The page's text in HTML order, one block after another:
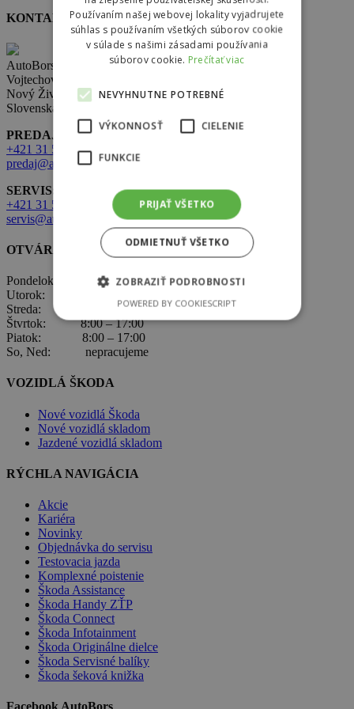
KONTAKT
AutoBors s.r.o.
Vojtechovce 321,
Nový Život 930 38
Slovenská republika
PREDAJ:
+421 31 569 2 502
predaj@autobors.sk
SERVIS:
+421 31 569 1 080
servis@autobors.sk
OTVÁRACIE HODINY
Pondelok: 8:00 – 17:00
Utorok: 8:00 – 17:00
Streda: 8:00 – 17:00
Štvrtok: 8:00 – 17:00
Piatok: 8:00 – 17:00
So, Ned: nepracujeme
VOZIDLÁ ŠKODA
Nové vozidlá Škoda
Nové vozidlá skladom
Jazdené vozidlá skladom
RÝCHLA NAVIGÁCIA
Akcie
Kariéra
Novinky
Objednávka do servisu
Testovacia jazda
Komplexné poistenie
Škoda Assistance
Škoda Handy ZŤP
Škoda Connect
Škoda Infotainment
Škoda Originálne dielce
Škoda Servisné balíky
Škoda šeková knižka
Používaním našej webovej lokality vyjadrujete
súhlas s používaním všetkých súborov cookie
v súlade s našimi zásadami používania
súborov cookie. Prečítať viac
NEVYHNUTNE POTREBNÉ
VÝKONNOSŤ CIELENIE
FUNKCIE
PRIJAŤ VŠETKO
ODMIETNUŤ VŠETKO
ZOBRAZIŤ PODROBNOSTI
POWERED BY COOKIESCRIPT